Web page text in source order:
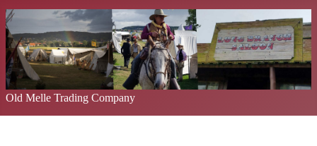
Old Melle Trading Company